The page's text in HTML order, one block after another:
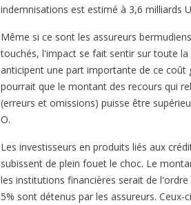
indemnisations est estimé à 3,6 milliards
Même si ce sont les assureurs
touchés, l'impact se fait sentir sur toute
anticipent une part importante de ce coût
pourrait que le montant des recours qui
(erreurs et omissions) puisse être
O.
Les investisseurs en produits liés aux
subissent de plein fouet le choc. Le
les institutions financières serait de
5% sont détenus par les assureurs.